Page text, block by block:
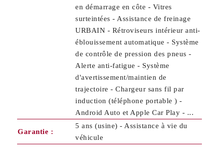
en démarrage en côte - Vitres
surteintées - Assistance de freinage
URBAIN - Rétroviseurs intérieur anti-
éblouissement automatique - Système
de contrôle de pression des pneus -
Alerte anti-fatigue - Système
d'avertissement/maintien de
trajectoire - Chargeur sans fil par
induction (téléphone portable ) -
Android Auto et Apple Car Play - ...
Garantie :
5 ans (usine) - Assistance à vie du
véhicule